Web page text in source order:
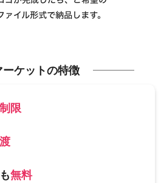
ーケットの特徴
限
無料